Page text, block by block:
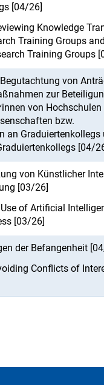
[04/26]
Knowledge
Training Groups
Training Groups
von
zur
von
bzw.
an Graduiertenkollegs
[04/
von Künstlicher
[03/26]
of Artificial
[03/26]
der Befangenheit
Conflicts of